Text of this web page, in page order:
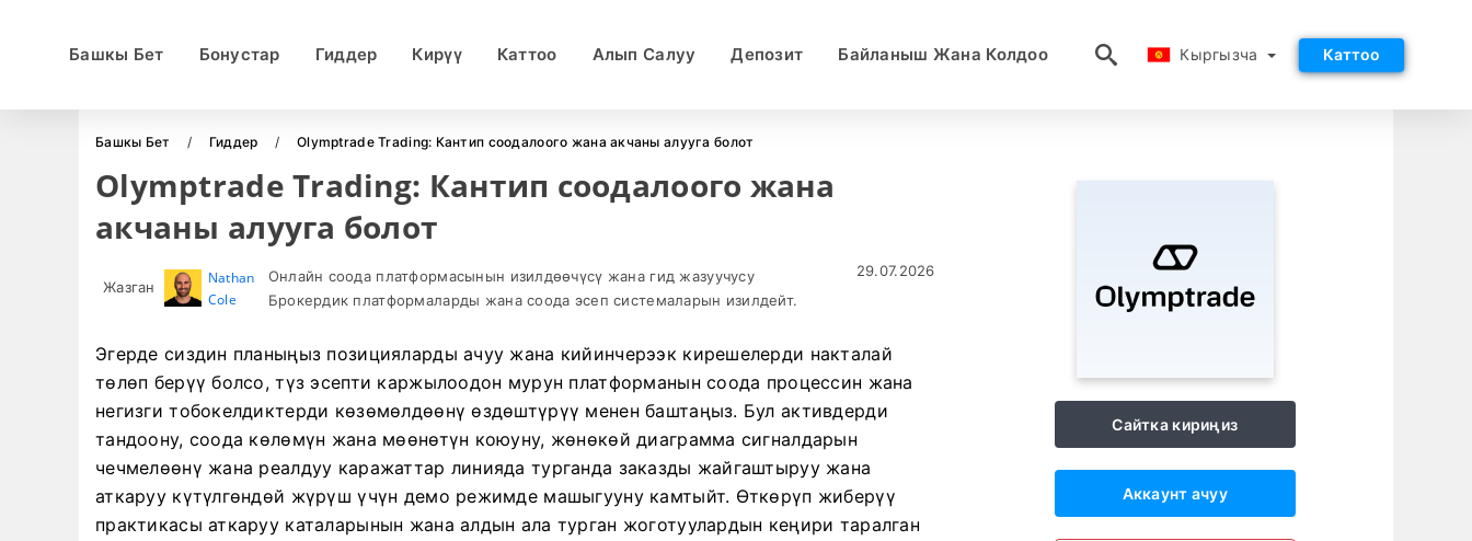
Башкы Бет Бонустар Гиддер Кирүү Каттоо Алып Салуу Депозит Байланыш Жана Колдоо Кыргызча Каттоо
Башкы Бет Гиддер Olymptrade Trading: Кантип соодалоого жана акчаны алууга болот
Olymptrade Trading: Кантип соодалоого жана
акчаны алууга болот
Жазган
Nathan
Cole
Онлайн соода платформасынын изилдөөчүсү жана гид жазуучусу
Брокердик платформаларды жана соода эсеп системаларын изилдейт.
29.07.2026
Эгерде сиздин планыңыз позицияларды ачуу жана кийинчерээк кирешелерди накталай
төлөп берүү болсо, түз эсепти каржылоодон мурун платформанын соода процессин жана
негизги тобокелдиктерди көзөмөлдөөнү өздөштүрүү менен баштаңыз. Бул активдерди
тандоону, соода көлөмүн жана мөөнөтүн коюуну, жөнөкөй диаграмма сигналдарын
чечмелөөнү жана реалдуу каражаттар линияда турганда заказды жайгаштыруу жана
аткаруу күтүлгөндөй жүрүш үчүн демо режимде машыгууну камтыйт. Өткөрүп жиберүү
практикасы аткаруу каталарынын жана алдын ала турган жоготуулардын кеңири таралган
Сайтка кириңиз
Аккаунт ачуу